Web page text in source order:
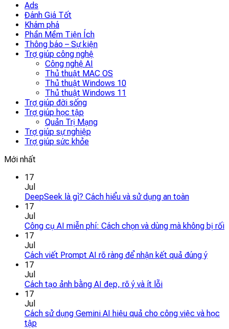
Ads
Đánh Giá Tốt
Khám phá
Phần Mềm Tiện Ích
Thông báo – Sự kiện
Trợ giúp công nghệ
Công nghệ AI
Thủ thuật MAC OS
Thủ thuật Windows 10
Thủ thuật Windows 11
Trợ giúp đời sống
Trợ giúp học tập
Quản Trị Mạng
Trợ giúp sự nghiệp
Trợ giúp sức khỏe
Mới nhất
17
Jul
DeepSeek là gì? Cách hiểu và sử dụng an toàn
17
Jul
Công cụ AI miễn phí: Cách chọn và dùng mà không bị rối
17
Jul
Cách viết Prompt AI rõ ràng để nhận kết quả đúng ý
17
Jul
Cách tạo ảnh bằng AI đẹp, rõ ý và ít lỗi
17
Jul
Cách sử dụng Gemini AI hiệu quả cho công việc và học
tập